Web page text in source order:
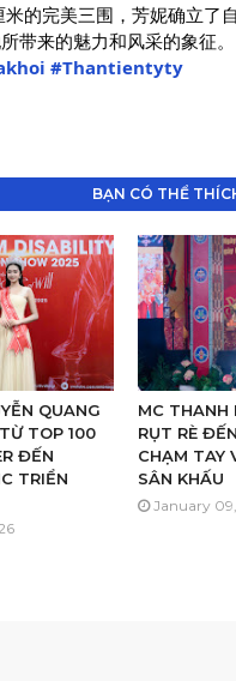
的完美三围，芳妮确立了
带来的魅力和风采的象征。
#Thantientyty
BẠN CÓ THỂ
QUANG
TOP 100
ĐẾN
TRIỂN
MC THANH
RỤT RÈ
CHẠM TAY
SÂN KHẤU
January